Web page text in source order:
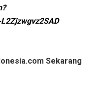
Sekarang